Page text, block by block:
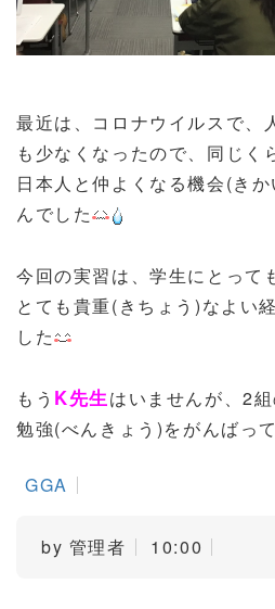
最近は、コロナウイルスで、
も少なくなったので、同じく
日本人と仲よくなる機会(き
んでした
今回の実習は、学生にとって
とても貴重(きちょう)なよい
した
もう K先生はいませんが、2
勉強(べんきょう)をがんばっ
GGA
by 管理者 10:00